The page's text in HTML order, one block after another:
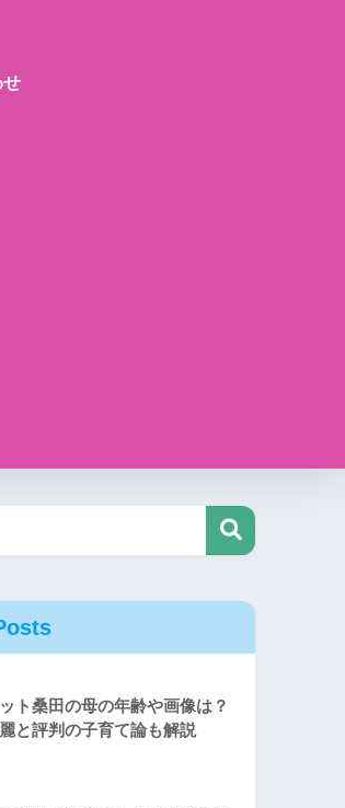
せ
ト桑田の母の年齢や画像は？
と評判の子育て論も解説